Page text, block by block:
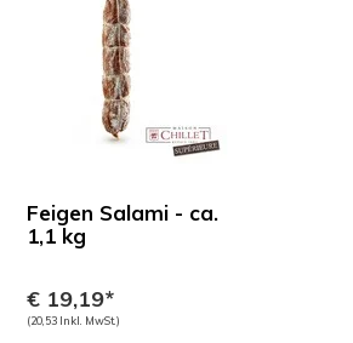
Feigen Salami - ca.
1,1 kg
€ 19,19*
(20,53 Inkl. MwSt.)